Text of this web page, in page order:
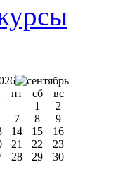
пт сб
вс
1
2
7 8
9
14 15
16
21 22
23
28 29
30